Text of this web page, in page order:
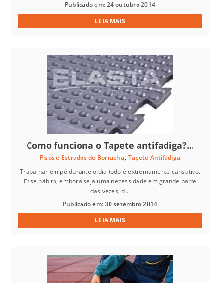
Publicado em: 24 outubro 2014
LEIA MAIS
Como funciona o Tapete antifadiga?...
Pisos e Estrados de Borracha, Tapete Antifadiga
Trabalhar em pé durante o dia todo é extremamente cansativo.
Esse hábito, embora seja uma necessidade em grande parte
das vezes, d...
Publicado em: 30 setembro 2014
LEIA MAIS